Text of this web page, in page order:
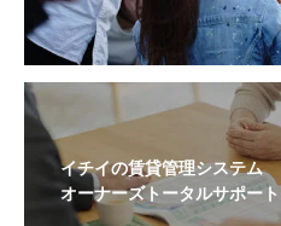
イチイの賃貸管理システム
オーナーズトータルサポート